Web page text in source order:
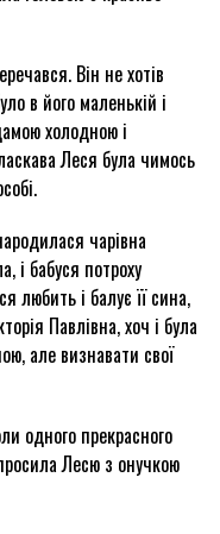
Він не хотів
в його маленькій і
холодною і
Леся була чимось
чарівна
і бабуся потроху
любить і балує її сина,
Павлівна, хоч і була
але визнавати свої
одного прекрасного
Лесю з онучкою